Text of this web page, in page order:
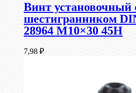
Винт установочный
шестигранником
28964 М10×30 45Н
7,98 ₽